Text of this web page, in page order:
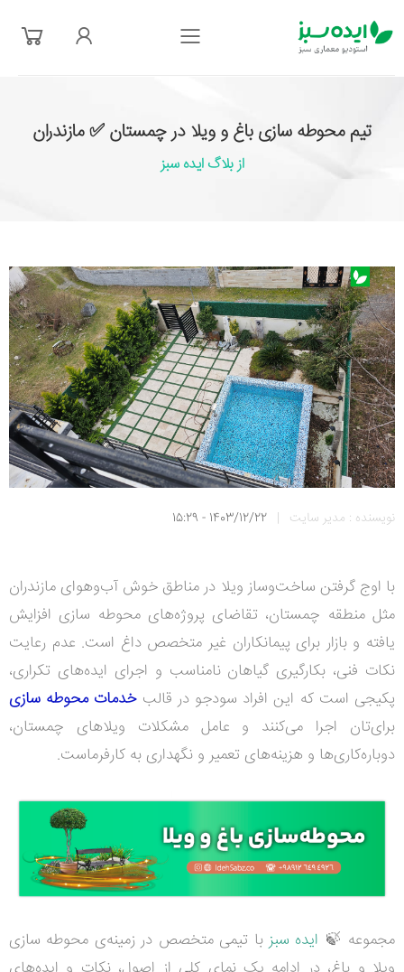
فهرست
تیم محوطه سازی باغ و ویلا در چمستان ✅ مازندران
از بلاگ ایده سبز
نویسنده : مدیر سایت |
1403/12/22 - 15:29
با اوج گرفتن ساخت‌وساز ویلا در مناطق خوش آب‌وهوای مازندران
مثل منطقه چمستان، تقاضای پروژه‌هایمحوطه سازی افزایش
یافته و بازار برای پیمانکاران غیر متخصص داغ است. عدم رعایت
نکات فنی، بکارگیری گیاهان نامناسب و اجرای ایده‌های تکراری،
پکیجی است که این افراد سودجو در قالبخدمات محوطه سازی
برای‌تان اجرا می‌کنند و عامل مشکلات ویلاهای چمستان،
دوباره‌کار‌ی‌ها و هزینه‌های تعمیر و نگهداری به کارفرماست.
مجموعه 🍃 ایده سبز با تیمی متخصص در زمینه‌ی محوطه سازی